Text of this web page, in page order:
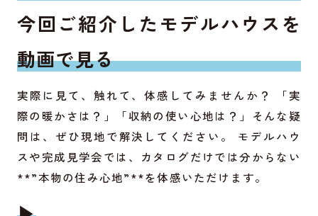
今回ご紹介したモデルハウスを
動画で見る
実際に見て、触れて、体感してみませんか？ 「実
際の暖かさは？」「収納の使い心地は？」そんな疑
問は、ぜひ現地で解決してください。 モデルハウ
スや完成見学会では、カタログだけでは分からない
**”本物の住み心地”**を体感いただけます。